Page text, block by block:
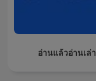
อ่านแล้วอ่านเล่า